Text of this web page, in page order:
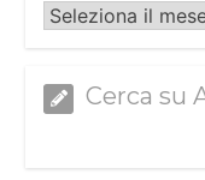
Archivi
Cerca su